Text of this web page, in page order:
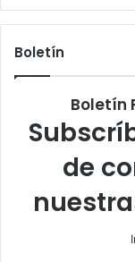
Boletín
Boletín
de